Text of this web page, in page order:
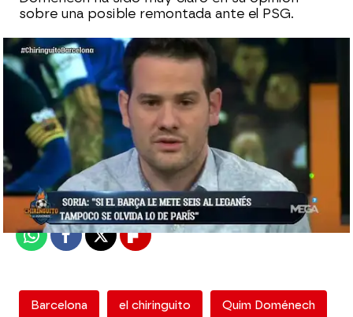
sobre una posible remontada ante el PSG.
mega
Madrid
Publicado:05 de julio de 2018, 01:24
WhatsappFacebook
X Flipboard
Barcelona el chiringuito Quim Doménech